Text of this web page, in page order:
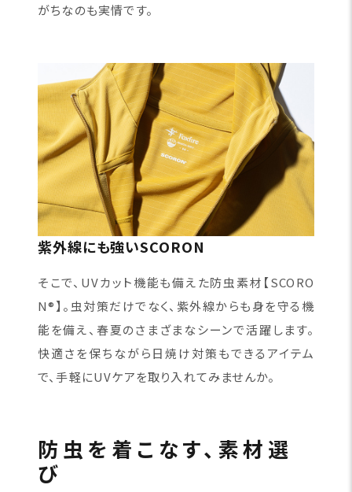
がちなのも実情です。
紫外線にも強いSCORON
そこで、UVカット機能も備えた防虫素材【SCORO
N®】。虫対策だけでなく、紫外線からも身を守る機
能を備え、春夏のさまざまなシーンで活躍します。
快適さを保ちながら日焼け対策もできるアイテム
で、手軽にUVケアを取り入れてみませんか。
防虫を着こなす、素材選
び